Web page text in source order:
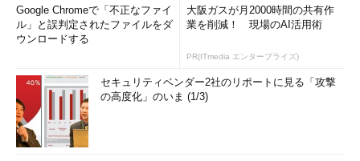
Google Chromeで「不正なファイ
ル」と誤判定されたファイルをダ
ウンロードする
大阪ガスが月2000時間の共有作
業を削減！ 現場のAI活用術
PR(ITmedia エンタープライズ)
セキュリティベンダー2社のリポートに見る「攻撃
の高度化」のいま (1/3)